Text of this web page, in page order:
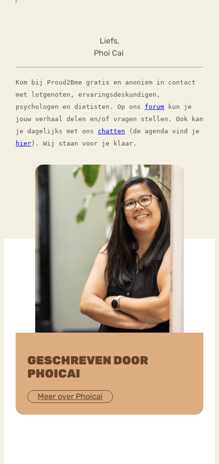
Liefs,
Phoi Cai
Kom bij Proud2Bme gratis en anoniem in contact
met lotgenoten, ervaringsdeskundigen,
psychologen en dietisten. Op ons forum kun je
jouw verhaal delen en/of vragen stellen. Ook kan
je dagelijks met ons chatten (de agenda vind je
hier ). Wij staan voor je klaar.
GESCHREVEN DOOR
PHOICAI
Meer over Phoicai